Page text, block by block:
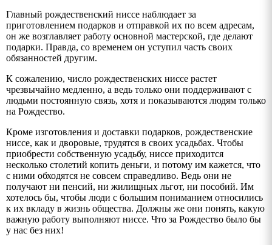
Главный рождественский ниссе наблюдает за
приготовлением подарков и отправкой их по всем адресам,
он же возглавляет работу основной мастерской, где делают
подарки. Правда, со временем он уступил часть своих
обязанностей другим.
К сожалению, число рождественских ниссе растет
чрезвычайно медленно, а ведь только они поддерживают с
людьми постоянную связь, хотя и показываются людям только
на Рождество.
Кроме изготовления и доставки подарков, рождественские
ниссе, как и дворовые, трудятся в своих усадьбах. Чтобы
приобрести собственную усадьбу, ниссе приходится
несколько столетий копить деньги, и потому им кажется, что
с ними обходятся не совсем справедливо. Ведь они не
получают ни пенсий, ни жилищных льгот, ни пособий. Им
хотелось бы, чтобы люди с большим пониманием относились
к их вкладу в жизнь общества. Должны же они понять, какую
важную работу выполняют ниссе. Что за Рождество было бы
у нас без них!